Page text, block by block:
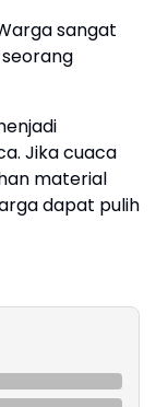
sangat
seorang
Jika cuaca
material
dapat pulih